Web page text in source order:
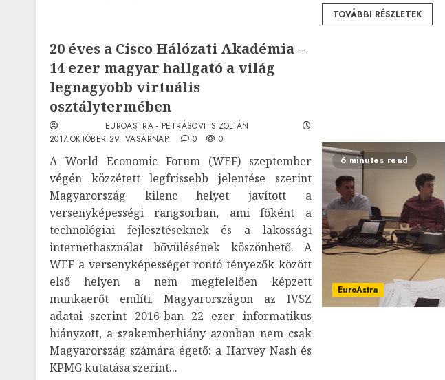
TOVÁBBI RÉSZLETEK
6 minutes read
EuroAstra
20 éves a Cisco Hálózati Akadémia –
14 ezer magyar hallgató a világ
legnagyobb virtuális
osztálytermében
EUROASTRA - PETRÁSOVITS ZOLTÁN
2017.OKTÓBER.29. VASÁRNAP.
0 0
A World Economic Forum (WEF) szeptember
végén közzétett legfrissebb jelentése szerint
Magyarország kilenc helyet javított a
versenyképességi rangsorban, ami főként a
technológiai fejlesztéseknek és a lakossági
internethasználat bővülésének köszönhető. A
WEF a versenyképességet rontó tényezők között
első helyen a nem megfelelően képzett
munkaerőt említi. Magyarországon az IVSZ
adatai szerint 2016-ban 22 ezer informatikus
hiányzott, a szakemberhiány azonban nem csak
Magyarország számára égető: a Harvey Nash és
KPMG kutatása szerint...